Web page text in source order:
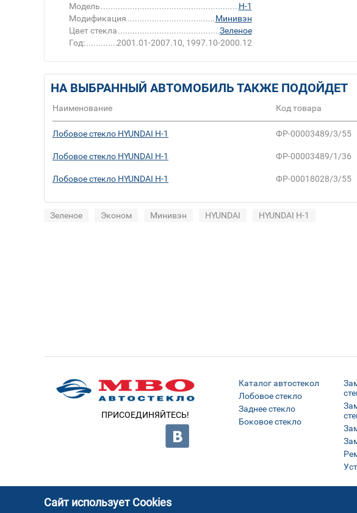
Модель
H-1
Модификация
Минивэн
Цвет стекла
Зеленое
Год:
2001.01-2007.10, 1997.10-2000.12
НА ВЫБРАННЫЙ АВТОМОБИЛЬ ТАКЖЕ ПОДОЙДЕТ
Наименование Код товара
Лобовое стекло HYUNDAI H-1 ФР-00003489/3/55
Лобовое стекло HYUNDAI H-1 ФР-00003489/1/36
Лобовое стекло HYUNDAI H-1 ФР-00018028/3/55
Зеленое Эконом Минивэн HYUNDAI HYUNDAI H-1
ПРИСОЕДИНЯЙТЕСЬ!
Каталог автостекол
Лобовое стекло
Заднее стекло
Боковое стекло
Сайт использует Cookies